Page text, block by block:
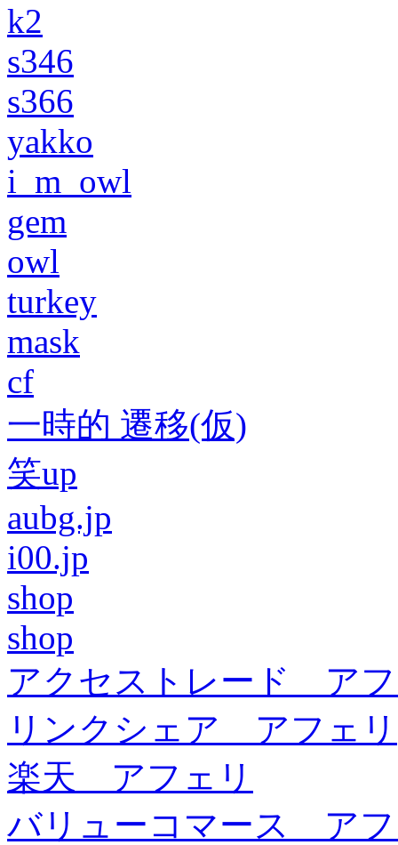
k2
s346
s366
yakko
i_m_owl
gem
owl
turkey
mask
cf
一時的 遷移(仮)
笑up
aubg.jp
i00.jp
shop
shop
アクセストレード ア
リンクシェア アフェリ
楽天 アフェリ
バリューコマース ア